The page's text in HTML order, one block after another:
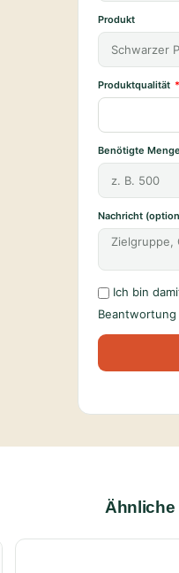
Produkt
Produktqualität
Benötigte Menge
Nachricht
Ich bin
Ähnliche